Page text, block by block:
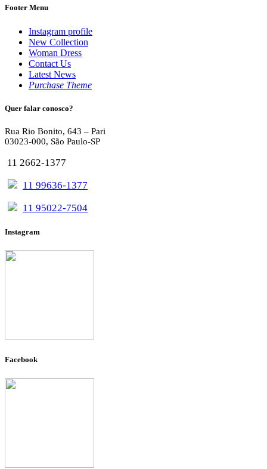
Footer Menu
Instagram profile
New Collection
Woman Dress
Contact Us
Latest News
Purchase Theme
Quer falar conosco?
Rua Rio Bonito, 643 – Pari
03023-000, São Paulo-SP
11 2662-1377
11 99636-1377
11 95022-7504
Instagram
Facebook